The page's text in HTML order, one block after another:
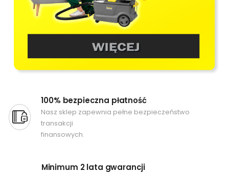
100% bezpieczna płatność
Nasz sklep zapewnia pełne bezpieczeństwo
transakcji
finansowych.
Minimum 2 lata gwarancji